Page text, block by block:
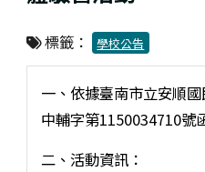
標籤： 學校公告
一、依據臺南市立安順
中輔字第1150034710號
二、活動資訊：